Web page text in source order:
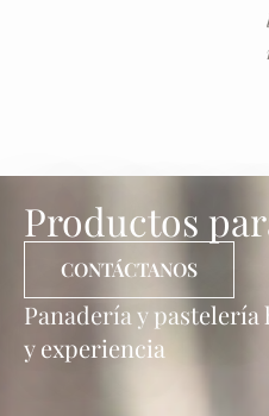
Productos
CONTÁCTANOS
Panadería y
y experiencia